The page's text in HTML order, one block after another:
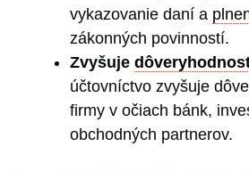
vykazovanie daní a
zákonných povinností.
Zvyšuje
účtovníctvo zvyšuje
firmy v očiach bánk,
obchodných partnerov.